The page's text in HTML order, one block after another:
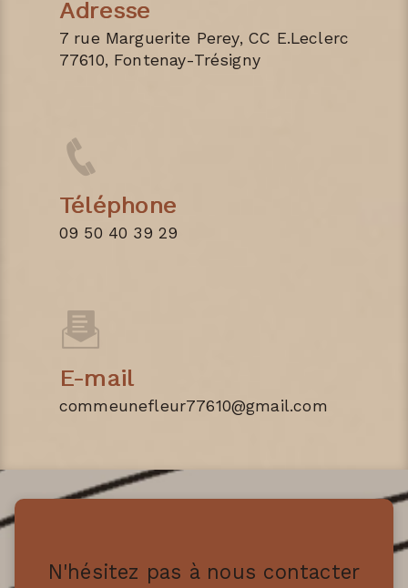
Adresse
7 rue Marguerite Perey, CC E.Leclerc
77610, Fontenay-Trésigny
Téléphone
09 50 40 39 29
E-mail
commeunefleur77610@gmail.com
N'hésitez pas à nous contacter